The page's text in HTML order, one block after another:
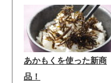
あかもくを使った新商
品！